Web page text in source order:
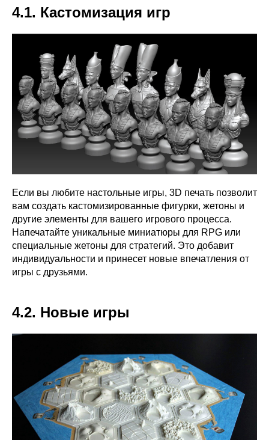
4.1. Кастомизация игр
Если вы любите настольные игры, 3D печать позволит
вам создать кастомизированные фигурки, жетоны и
другие элементы для вашего игрового процесса.
Напечатайте уникальные миниатюры для RPG или
специальные жетоны для стратегий. Это добавит
индивидуальности и принесет новые впечатления от
игры с друзьями.
4.2. Новые игры